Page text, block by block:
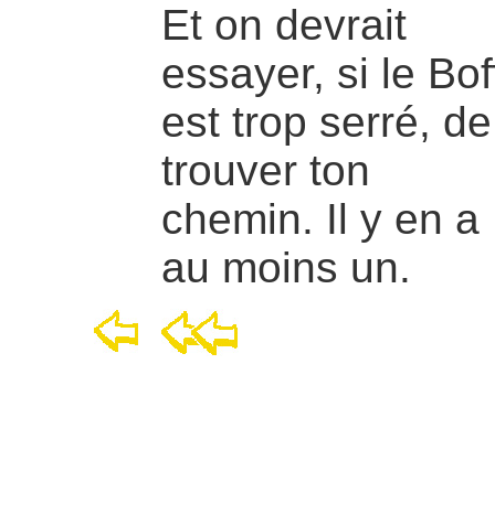
Et on devrait
essayer, si le
est trop serré, de
trouver ton
chemin. Il y en a
au moins un.